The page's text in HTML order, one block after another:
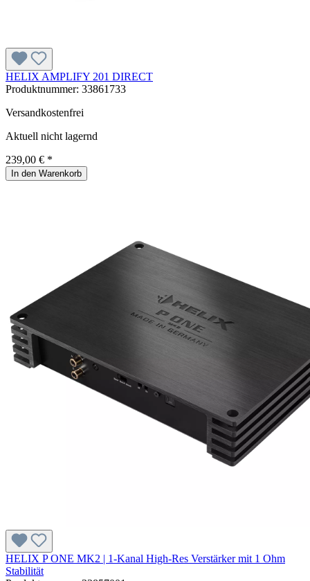
HELIX AMPLIFY 201 DIRECT
Produktnummer: 33861733
Versandkostenfrei
Aktuell nicht lagernd
239,00 € *
In den Warenkorb
HELIX P ONE MK2 | 1-Kanal High-Res Verstärker mit 1 Ohm
Stabilität